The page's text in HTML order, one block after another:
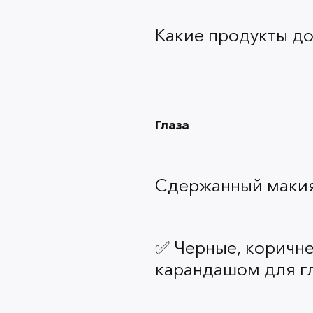
Какие продукты
Глаза
Сдержанный
✅ Черные,
карандашом для